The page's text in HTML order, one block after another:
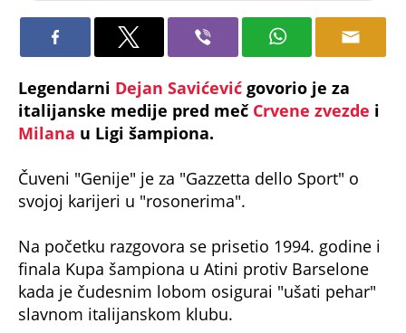
Legendarni Dejan Savićević govorio je za
italijanske medije pred meč Crvene zvezde i
Milana u Ligi šampiona.
Čuveni "Genije" je za "Gazzetta dello Sport" o
svojoj karijeri u "rosonerima".
Na početku razgovora se prisetio 1994. godine i
finala Kupa šampiona u Atini protiv Barselone
kada je čudesnim lobom osigurai "ušati pehar"
slavnom italijanskom klubu.